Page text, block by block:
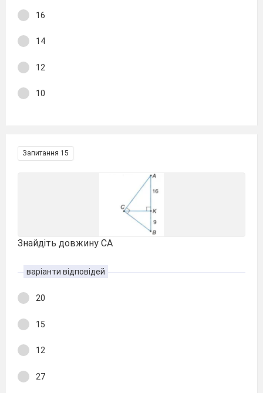
16
14
12
10
Запитання 15
Знайдіть довжину СА
варіанти відповідей
20
15
12
27